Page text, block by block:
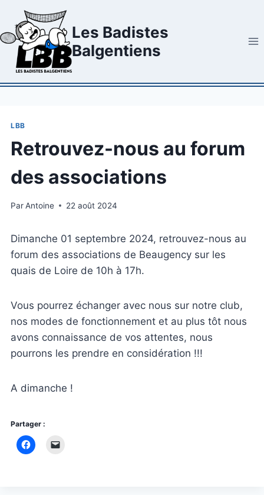
contenu
Les Badistes
Balgentiens
LBB
Retrouvez-nous au forum
des associations
Par Antoine 22 août 2024
Dimanche 01 septembre 2024, retrouvez-nous au
forum des associations de Beaugency sur les
quais de Loire de 10h à 17h.
Vous pourrez échanger avec nous sur notre club,
nos modes de fonctionnement et au plus tôt nous
avons connaissance de vos attentes, nous
pourrons les prendre en considération !!!
A dimanche !
Partager :